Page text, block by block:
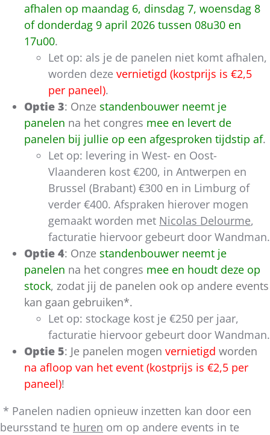
afhalen op maandag 6, dinsdag 7, woensdag 8
of donderdag 9 april 2026 tussen 08u30 en
17u00.
Let op: als je de panelen niet komt afhalen,
worden deze vernietigd (kostprijs is €2,5
per paneel).
Optie 3: Onze standenbouwer neemt je
panelen na het congres mee en levert de
panelen bij jullie op een afgesproken tijdstip af.
Let op: levering in West- en Oost-
Vlaanderen kost €200, in Antwerpen en
Brussel (Brabant) €300 en in Limburg of
verder €400. Afspraken hierover mogen
gemaakt worden met Nicolas Delourme,
facturatie hiervoor gebeurt door Wandman.
Optie 4: Onze standenbouwer neemt je
panelen na het congres mee en houdt deze op
stock, zodat jij de panelen ook op andere events
kan gaan gebruiken*.
Let op: stockage kost je €250 per jaar,
facturatie hiervoor gebeurt door Wandman.
Optie 5: Je panelen mogen vernietigd worden
na afloop van het event (kostprijs is €2,5 per
paneel)!
* Panelen nadien opnieuw inzetten kan door een
beursstand te huren om op andere events in te